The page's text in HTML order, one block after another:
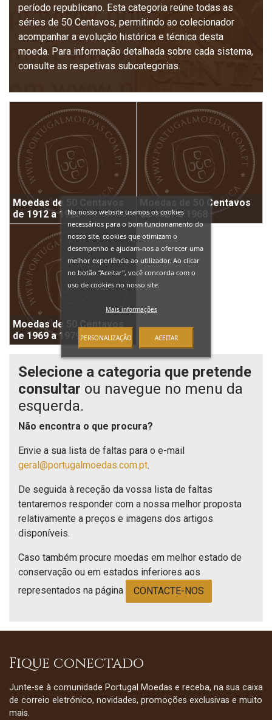
período republicano. Esta categoria reúne todas as
séries de 50 Centavos, permitindo ao colecionador
acompanhar a evolução histórica e técnica desta
moeda. Para informação detalhada sobre cada sistema,
consulte as respetivas subcategorias.
Moedas de 50 Centavos
de 1912 a 1926
Moedas de 50 Centavos
de 1927 a 1968
Moedas de 50 Centavos
de 1969 a 1979
Selecione a categoria que pretende
consultar ou navegue no menu da
esquerda.
Não encontra o que procura?
Envie a sua lista de faltas para o e-mail
geral@portugalmoedas.com.pt.
De seguida à receção da vossa lista de faltas
tentaremos responder com a nossa melhor proposta
relativamente a preços e imagens dos artigos
disponíveis.
Caso também procure moedas em melhor estado de
conservação ou em estados inferiores aos
representados na página
CONTACTE-NOS
Fique conectado
Junte-se à comunidade Portugal Moedas e receba, na sua caixa
de correio eletrónico, novidades, promoções exclusivas e muito
mais.
No nosso website usamos os cookies
necessários para o bom funcionamento do
nosso site, cookies que otimizam o
desempenho e ajudam-nos a oferecer uma
melhor experiência ao utilizador. Ao clicar
no botão “Aceitar", você concorda com o
uso de cookies no nosso site.
Mais informações
PERSONALIZAÇÃO ACEITAR